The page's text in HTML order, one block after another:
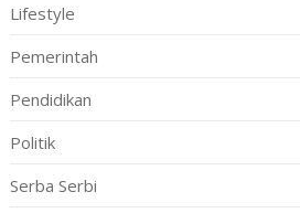
Lifestyle
Pemerintah
Pendidikan
Politik
Serba Serbi